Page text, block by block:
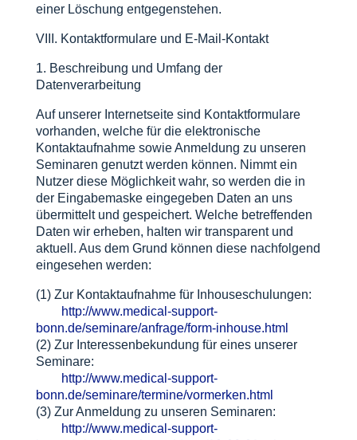
einer Löschung entgegenstehen.
VIII. Kontaktformulare und E-Mail-Kontakt
1. Beschreibung und Umfang der
Datenverarbeitung
Auf unserer Internetseite sind Kontaktformulare
vorhanden, welche für die elektronische
Kontaktaufnahme sowie Anmeldung zu unseren
Seminaren genutzt werden können. Nimmt ein
Nutzer diese Möglichkeit wahr, so werden die in
der Eingabemaske eingegeben Daten an uns
übermittelt und gespeichert. Welche betreffenden
Daten wir erheben, halten wir transparent und
aktuell. Aus dem Grund können diese nachfolgend
eingesehen werden:
(1) Zur Kontaktaufnahme für Inhouseschulungen:
http://www.medical-support-
bonn.de/seminare/anfrage/form-inhouse.html
(2) Zur Interessenbekundung für eines unserer
Seminare:
http://www.medical-support-
bonn.de/seminare/termine/vormerken.html
(3) Zur Anmeldung zu unseren Seminaren:
http://www.medical-support-